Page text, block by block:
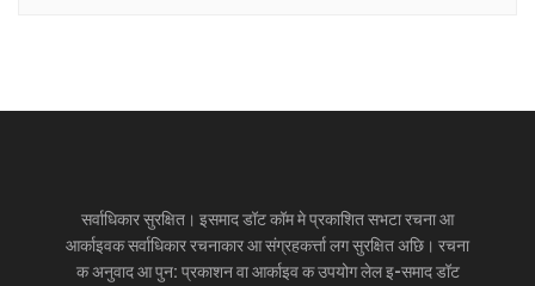
सर्वाधिकार सुरक्षित। इसमाद डॉट कॉम मे प्रकाशित सभटा रचना आ
आर्काइवक सर्वाधिकार रचनाकार आ संग्रहकर्त्ता लग सुरक्षित अछि। रचना
क अनुवाद आ पुन: प्रकाशन वा आर्काइव क उपयोग लेल इ-समाद डॉट